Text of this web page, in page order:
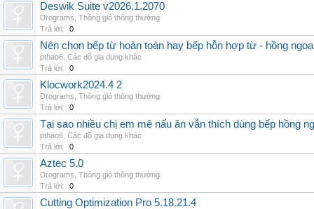
Deswik Suite v2026.1.2070
Drograms Thông gió thông thường
Trả lời:
0
Nên chọn bếp từ hoàn toàn hay bếp hỗn hợp từ - hồng
pthao6 Các đồ gia dụng khác
Trả lời:
0
Klocwork2024.4 2
Drograms Thông gió thông thường
Trả lời:
0
Tại sao nhiều chị em mê nấu ăn vẫn thích dùng bếp hồng
pthao6 Các đồ gia dụng khác
Trả lời:
0
Aztec 5.0
Drograms Thông gió thông thường
Trả lời:
0
Cutting Optimization Pro 5.18.21.4